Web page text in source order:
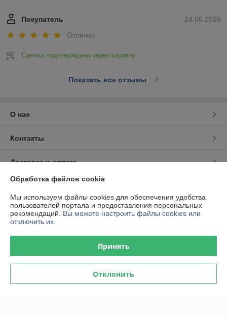
24.06.2026
Покупатель
Отлично
Сделка подтверждена через корзину
Показать все отзывы
О нас
Контакты
Доставка и оплата
Полная версия сайта
Сайт создан на платформе Deal.by
Обработка файлов cookie
Мы используем файлы cookies для обеспечения удобства
пользователей портала и предоставления персональных
рекомендаций. Вы можете настроить файлы cookies или
отключить их.
Принять
Отклонить